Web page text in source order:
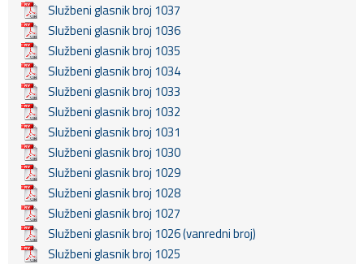
Službeni glasnik broj 1037
Službeni glasnik broj 1036
Službeni glasnik broj 1035
Službeni glasnik broj 1034
Službeni glasnik broj 1033
Službeni glasnik broj 1032
Službeni glasnik broj 1031
Službeni glasnik broj 1030
Službeni glasnik broj 1029
Službeni glasnik broj 1028
Službeni glasnik broj 1027
Službeni glasnik broj 1026 (vanredni broj)
Službeni glasnik broj 1025